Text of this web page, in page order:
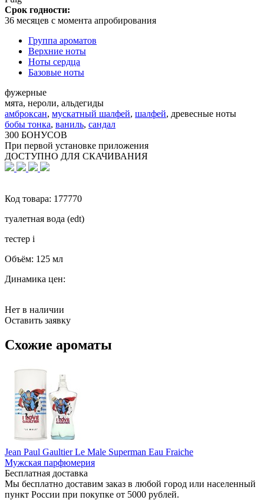
Срок годности:
36 месяцев с момента апробирования
Группа ароматов
Верхние ноты
Ноты сердца
Базовые ноты
фужерные
мята, нероли, альдегиды
амброксан, мускатный шалфей, шалфей, древесные ноты
бобы тонка, ваниль, сандал
300 БОНУСОВ
При первой установке приложения
ДОСТУПНО ДЛЯ СКАЧИВАНИЯ
Код товара: 177770
туалетная вода (edt)
тестер i
Объём: 125 мл
Динамика цен:
Нет в наличии
Оставить заявку
Схожие ароматы
Jean Paul Gaultier Le Male Superman Eau Fraiche
Мужская парфюмерия
Бесплатная доставка
Мы бесплатно доставим заказ в любой город или населенный
пункт России при покупке от 5000 рублей.